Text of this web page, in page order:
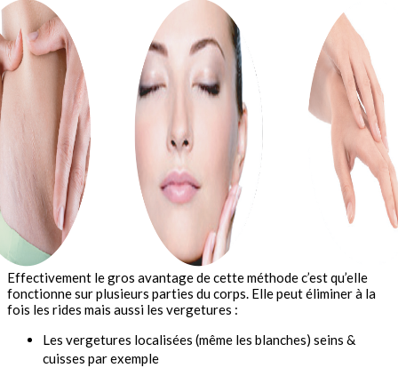
Effectivement le gros avantage de cette méthode c’est qu’elle
fonctionne sur plusieurs parties du corps. Elle peut éliminer à la
fois les rides mais aussi les vergetures :
Les vergetures localisées (même les blanches) seins &
cuisses par exemple